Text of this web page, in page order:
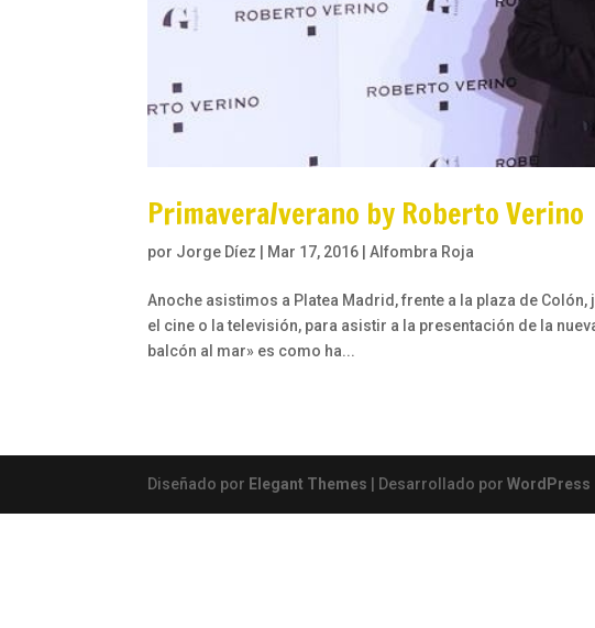
Primavera/verano by Roberto Verino
por Jorge Díez Mar 17, 2016 |Alfombra Roja
Anoche asistimos a Platea Madrid, frente a la plaza de
el cine o la televisión, para asistir a la presentación de la
balcón al mar» es como ha...
Diseñado por Elegant Themes | Desarrollado porWordPress